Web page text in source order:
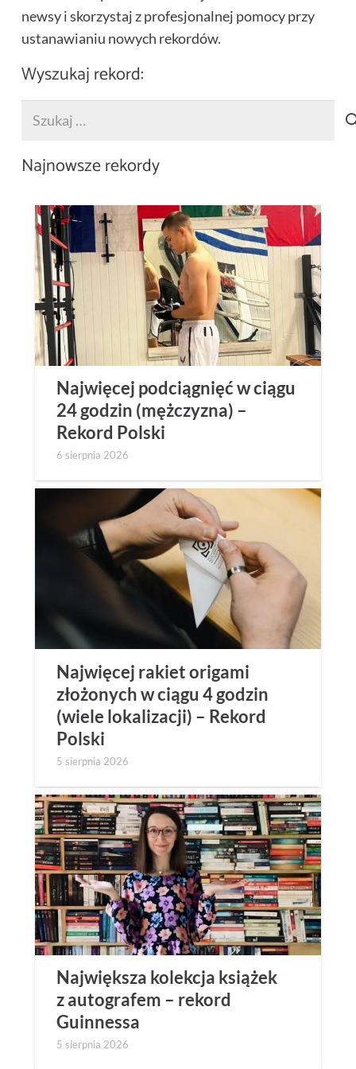
newsy i skorzystaj z profesjonalnej pomocy przy
ustanawianiu nowych rekordów.
Wyszukaj rekord:
Najnowsze rekordy
Najwięcej podciągnięć w ciągu
24 godzin (mężczyzna) –
Rekord Polski
6 sierpnia 2026
Najwięcej rakiet origami
złożonych w ciągu 4 godzin
(wiele lokalizacji) – Rekord
Polski
5 sierpnia 2026
Największa kolekcja książek
z autografem – rekord
Guinnessa
5 sierpnia 2026